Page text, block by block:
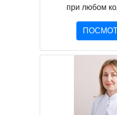
при любом